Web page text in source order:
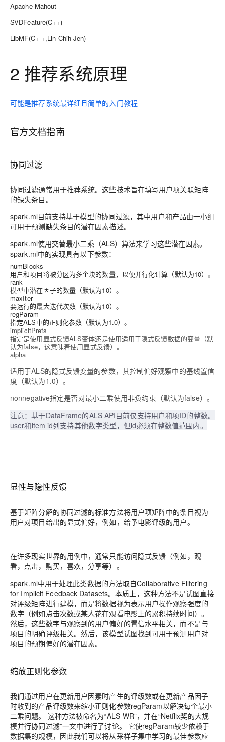
Apache Mahout
SVDFeature(C++)
LibMF(C+ +,Lin Chih-Jen)
2 推荐系统原理
可能是推荐系统最详细且简单的入门教程
官方文档指南
协同过滤
协同过滤通常用于推荐系统。这些技术旨在填写用户项关联矩阵
的缺失条目。
spark.ml目前支持基于模型的协同过滤，其中用户和产品由一小组
可用于预测缺失条目的潜在因素描述。
spark.ml使用交替最小二乘（ALS）算法来学习这些潜在因素。
spark.ml中的实现具有以下参数：
numBlocks
用户和项目将被分区为多个块的数量，以便并行化计算（默认为10）。
rank
模型中潜在因子的数量（默认为10）。
maxIter
要运行的最大迭代次数（默认为10）。
regParam
指定ALS中的正则化参数（默认为1.0）。
implicitPrefs
指定是使用显式反馈ALS变体还是使用适用于隐式反馈数据的变量（默
认为false，这意味着使用显式反馈）。
alpha
适用于ALS的隐式反馈变量的参数，其控制偏好观察中的基线置信
度（默认为1.0）。
nonnegative指定是否对最小二乘使用非负约束（默认为false）。
注意：基于DataFrame的ALS API目前仅支持用户和项ID的整数。
user和item id列支持其他数字类型，但id必须在整数值范围内。
显性与隐性反馈
基于矩阵分解的协同过滤的标准方法将用户项矩阵中的条目视为
用户对项目给出的显式偏好，例如，给予电影评级的用户。
在许多现实世界的用例中，通常只能访问隐式反馈（例如，观
看，点击，购买，喜欢，分享等）。
spark.ml中用于处理此类数据的方法取自Collaborative Filtering
for Implicit Feedback Datasets。本质上，这种方法不是试图直接
对评级矩阵进行建模，而是将数据视为表示用户操作观察强度的
数字（例如点击次数或某人花在观看电影上的累积持续时间）。
然后，这些数字与观察到的用户偏好的置信水平相关，而不是与
项目的明确评级相关。然后，该模型试图找到可用于预测用户对
项目的预期偏好的潜在因素。
缩放正则化参数
我们通过用户在更新用户因素时产生的评级数或在更新产品因子
时收到的产品评级数来缩小正则化参数regParam以解决每个最小
二乘问题。 这种方法被命名为“ALS-WR”，并在“Netflix奖的大规
模并行协同过滤”一文中进行了讨论。 它使regParam较少依赖于
数据集的规模，因此我们可以将从采样子集中学习的最佳参数应